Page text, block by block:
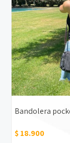
Bandolera
$ 18.900